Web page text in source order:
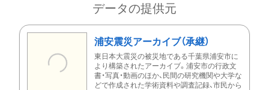
データの提供元
浦安震災アーカイブ（承継）
東日本大震災の被災地である千葉県浦安市に
より構築されたアーカイブ。浦安市の行政文
書・写真・動画のほか、民間の研究機関や大学な
どで作成された学術資料や調査記録、市民から